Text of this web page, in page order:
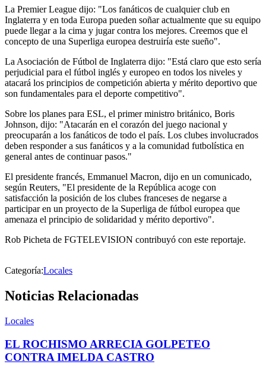
La Premier League dijo: "Los fanáticos de cualquier club en
Inglaterra y en toda Europa pueden soñar actualmente que su equipo
puede llegar a la cima y jugar contra los mejores. Creemos que el
concepto de una Superliga europea destruiría este sueño".
La Asociación de Fútbol de Inglaterra dijo: "Está claro que esto sería
perjudicial para el fútbol inglés y europeo en todos los niveles y
atacará los principios de competición abierta y mérito deportivo que
son fundamentales para el deporte competitivo".
Sobre los planes para ESL, el primer ministro británico, Boris
Johnson, dijo: "Atacarán en el corazón del juego nacional y
preocuparán a los fanáticos de todo el país. Los clubes involucrados
deben responder a sus fanáticos y a la comunidad futbolística en
general antes de continuar pasos."
El presidente francés, Emmanuel Macron, dijo en un comunicado,
según Reuters, "El presidente de la República acoge con
satisfacción la posición de los clubes franceses de negarse a
participar en un proyecto de la Superliga de fútbol europea que
amenaza el principio de solidaridad y mérito deportivo".
Rob Picheta de FGTELEVISION contribuyó con este reportaje.
Categoría:Locales
Noticias Relacionadas
Locales
EL ROCHISMO ARRECIA GOLPETEO
CONTRA IMELDA CASTRO